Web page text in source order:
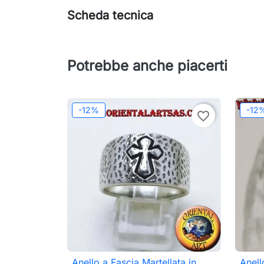
Scheda tecnica
Potrebbe anche piacerti
-12% favorite_border -